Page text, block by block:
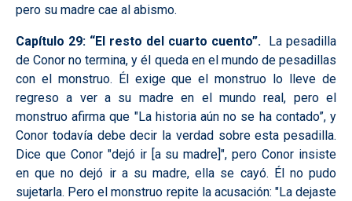
pero su madre cae al abismo.
Capítulo 29: “El resto del cuarto cuento”.
La pesadilla
de Conor no termina, y él queda en el mundo de pesadillas
con el monstruo. Él exige que el monstruo lo lleve de
regreso a ver a su madre en el mundo real, pero el
monstruo afirma que "La historia aún no se ha contado”, y
Conor todavía debe decir la verdad sobre esta pesadilla.
Dice que Conor "dejó ir [a su madre]", pero Conor insiste
en que no dejó ir a su madre, ella se cayó. Él no pudo
sujetarla. Pero el monstruo repite la acusación: "La dejaste